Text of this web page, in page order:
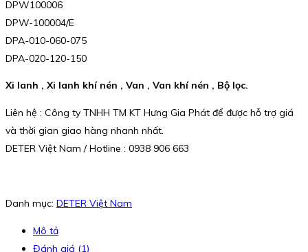
DPW100006
DPW-100004/E
DPA-010-060-075
DPA-020-120-150
Xi lanh , Xi lanh khí nén , Van , Van khí nén , Bộ lọc.
Liên hệ : Công ty TNHH TM KT Hưng Gia Phát để được hỗ trợ giá
và thời gian giao hàng nhanh nhất.
DETER Việt Nam / Hotline : 0938 906 663
Danh mục: DETER Việt Nam
Mô tả
Đánh giá (1)